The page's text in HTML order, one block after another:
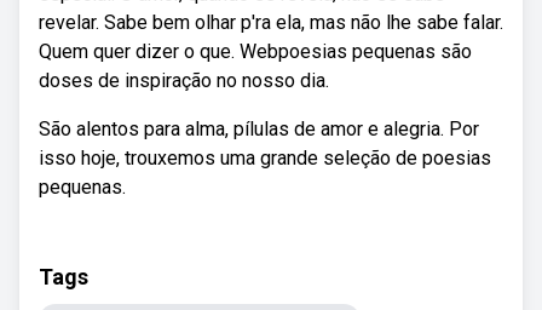
revelar. Sabe bem olhar p'ra ela, mas não lhe sabe falar.
Quem quer dizer o que. Webpoesias pequenas são
doses de inspiração no nosso dia.
São alentos para alma, pílulas de amor e alegria. Por
isso hoje, trouxemos uma grande seleção de poesias
pequenas.
Tags